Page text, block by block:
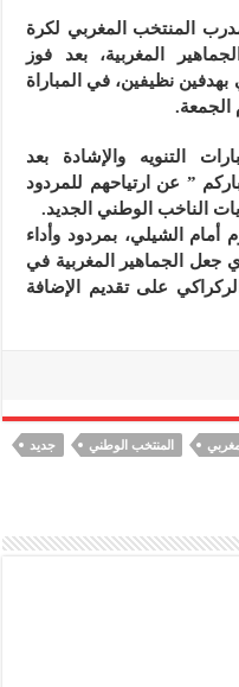
المنتخب المغربي لكرة
المغربية، بعد فوز
نظيفين، في المباراة
الجمعة.
التنويه والإشادة بعد
” عن ارتياحهم للمردود
الناخب الوطني الجديد.
أمام الشيلي، بمردود وأداء
جعل الجماهير المغربية في
على تقديم الإضافة
المنتخب الوطني
جديد